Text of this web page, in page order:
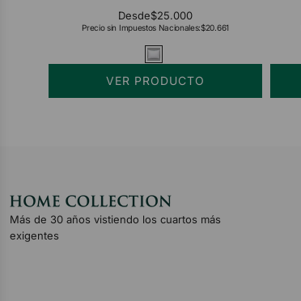
Desde$25.000
Precio sin Impuestos Nacionales:$20.661
VER PRODUCTO
Más de 30 años vistiendo los cuartos más
exigentes